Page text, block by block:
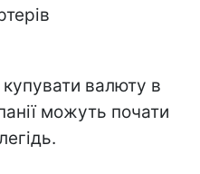
валюту в
можуть почати